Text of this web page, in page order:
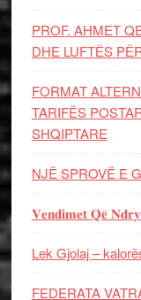
PROF. AHMET
DHE LUFTЁS
FORMAT
TARIFËS
SHQIPTARE
NJË SPROVË E
𝐕𝐞𝐧𝐝𝐢𝐦𝐞𝐭 𝐐𝐞̈
Lek Gjolaj –
FEDERATA